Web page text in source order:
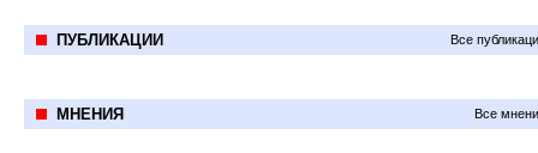
ПУБЛИКАЦИИ Все
МНЕНИЯ Все